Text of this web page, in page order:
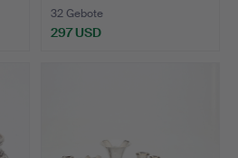
32 Gebote
297 USD